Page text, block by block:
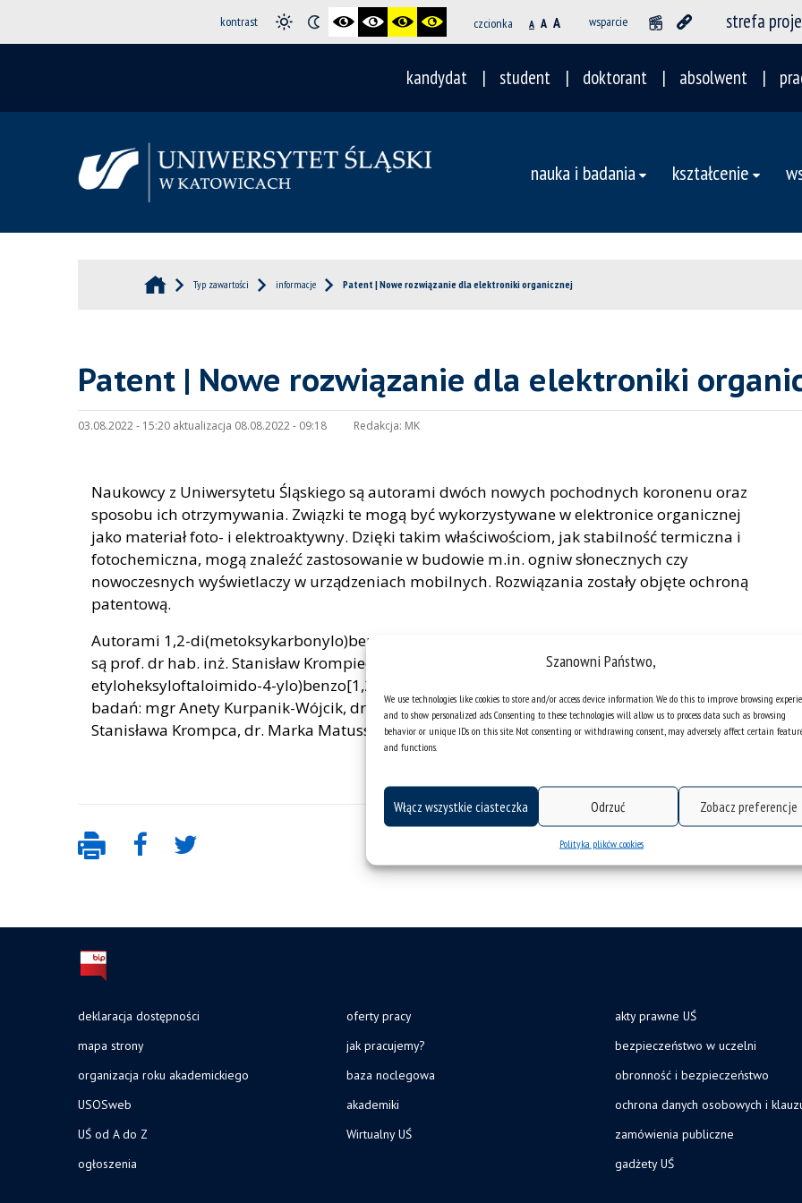
Szanowni Państwo,
We use technologies like cookies to store and/or access device information. We do this to improve browsing
and to show personalized ads. Consenting to these technologies will allow us to process data such as browsing
behavior or unique IDs on this site. Not consenting or withdrawing consent, may adversely affect certain
and functions.
Włącz wszystkie ciasteczka Odrzuć Zobacz preferencje
Polityka plików cookies
kontrast czcionka A A A wsparcie strefa
kandydat student doktorant absolwent
nauka i badania kształcenie
Typ zawartości informacje Patent | Nowe rozwiązanie dla elektroniki organicznej
Patent | Nowe rozwiązanie dla elektroniki
03.08.2022 - 15:20 aktualizacja 08.08.2022 - 09:18 Redakcja: MK
Naukowcy z Uniwersytetu Śląskiego są autorami dwóch nowych pochodnych koronenu oraz
sposobu ich otrzymywania. Związki te mogą być wykorzystywane w elektronice organicznej
jako materiał foto- i elektroaktywny. Dzięki takim właściwościom, jak stabilność termiczna i
fotochemiczna, mogą znaleźć zastosowanie w budowie m.in. ogniw słonecznych czy
nowoczesnych wyświetlaczy w urządzeniach mobilnych. Rozwiązania zostały objęte ochroną
patentową.
Autorami 1,2-di(metoksykarbonylo)benzo[1,2-j]koronenu oraz sposobu jego otrzymywania
są prof. dr hab. inż. Stanisław Krompiec, mgr Aneta Kurpanik-Wójcik. Z kolei 1,2-bis(N-2-
etyloheksyloftaloimido-4-ylo)benzo[1,2-j]koronen oraz sposób jego otrzymywania to efekt
badań: mgr Anety Kurpanik-Wójcik, dr inż. Grażyny Szafraniec-Gorol, prof. dr. hab. inż.
Stanisława Krompca, dr. Marka Matusska, Bogumiły Gołek oraz Agaty Grabowskiej.
deklaracja dostępności
mapa strony
organizacja roku akademickiego
USOSweb
UŚ od A do Z
ogłoszenia
oferty pracy
jak pracujemy?
baza noclegowa
akademiki
Wirtualny UŚ
akty prawne UŚ
bezpieczeństwo w uczelni
obronność i bezpieczeństwo
ochrona danych osobowych i
zamówienia publiczne
gadżety UŚ